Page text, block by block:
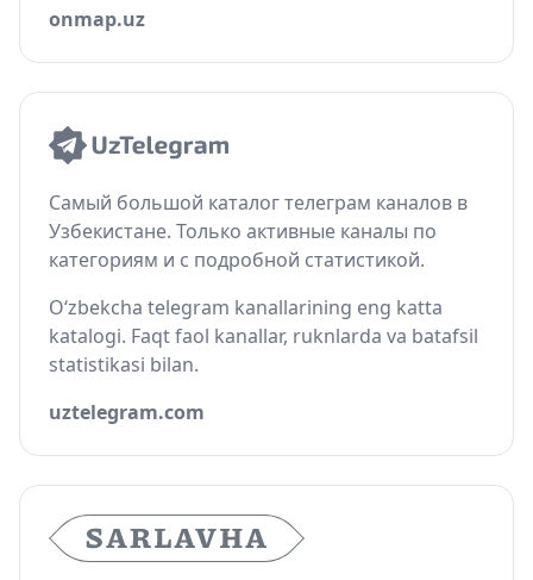
onmap.uz
Самый большой каталог телеграм каналов в
Узбекистане. Только активные каналы по
категориям и с подробной статистикой.
O‘zbekcha telegram kanallarining eng katta
katalogi. Faqt faol kanallar, ruknlarda va batafsil
statistikasi bilan.
uztelegram.com